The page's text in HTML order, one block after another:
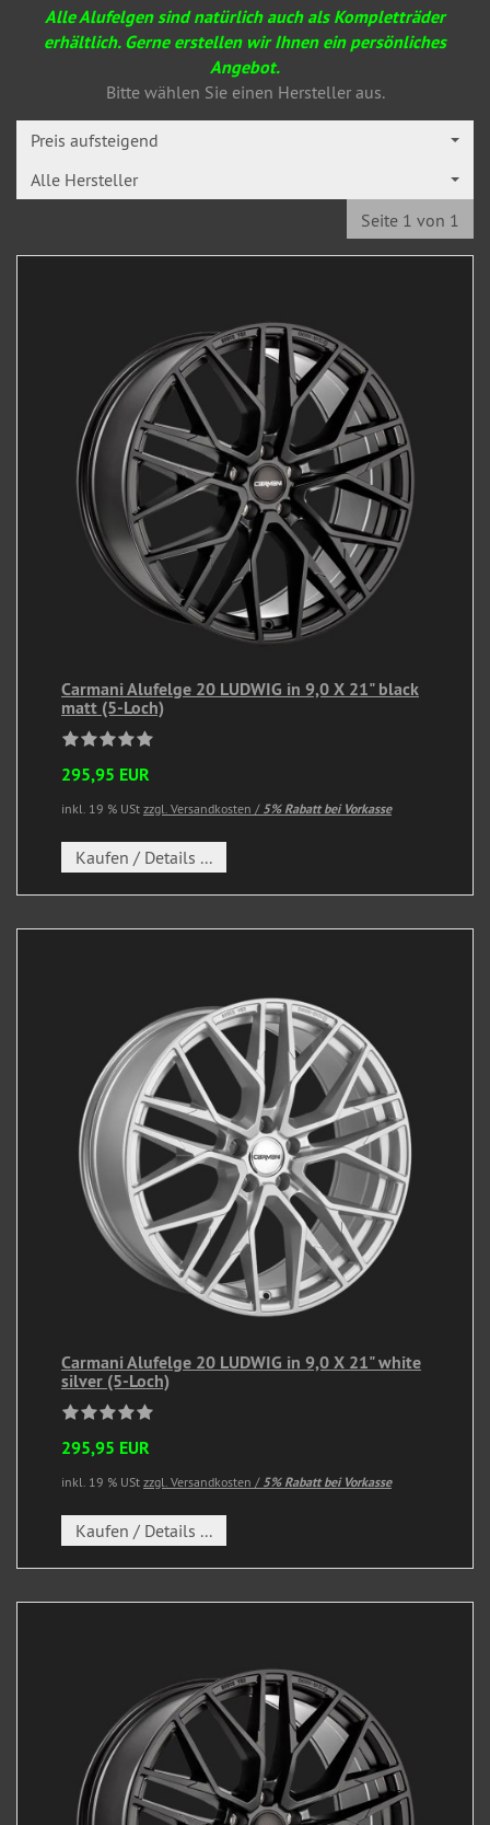
Alle Alufelgen sind natürlich auch als Kompletträder
erhältlich. Gerne erstellen wir Ihnen ein persönliches
Angebot.
Bitte wählen Sie einen Hersteller aus.
Preis aufsteigend
Alle Hersteller
Seite 1 von 1
Carmani Alufelge 20 LUDWIG in 9,0 X 21" black
matt (5-Loch)
295,95 EUR
inkl. 19 % USt zzgl. Versandkosten / 5% Rabatt bei Vorkasse
Kaufen / Details ...
Carmani Alufelge 20 LUDWIG in 9,0 X 21" white
silver (5-Loch)
295,95 EUR
inkl. 19 % USt zzgl. Versandkosten / 5% Rabatt bei Vorkasse
Kaufen / Details ...